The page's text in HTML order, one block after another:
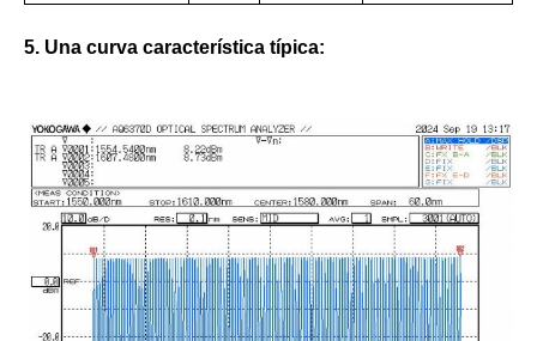
5. Una curva característica típica: